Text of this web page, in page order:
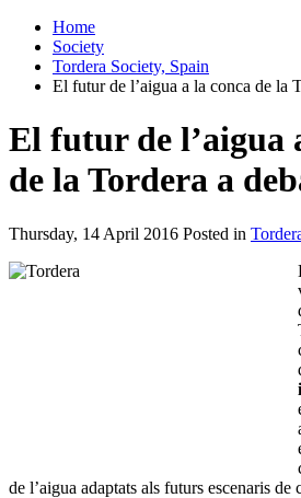
Home
Society
Tordera Society, Spain
El futur de l’aigua a la conca de la
El futur de l’aigua
de la Tordera a
Thursday, 14 April 2016 Posted in
de l’aigua adaptats als futurs escenaris de